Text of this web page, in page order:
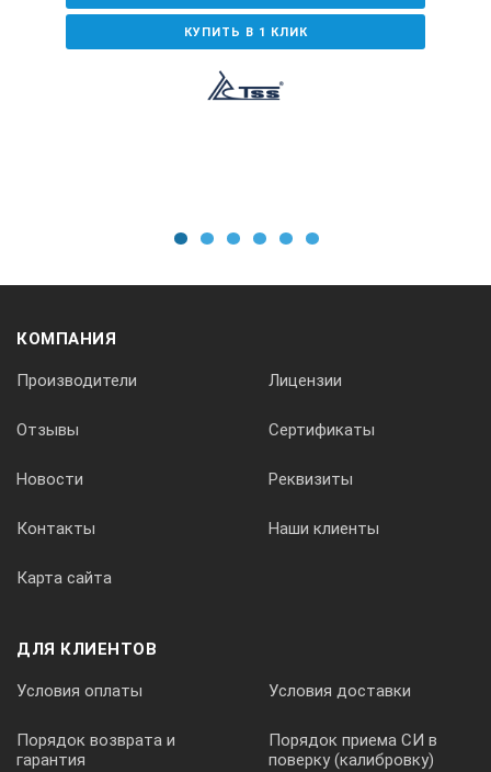
КУПИТЬ В 1 КЛИК
КОМПАНИЯ
Производители Лицензии
Отзывы Сертификаты
Новости Реквизиты
Контакты Наши клиенты
Карта сайта
ДЛЯ КЛИЕНТОВ
Условия оплаты Условия доставки
Порядок возврата и
гарантия
Порядок приема СИ в
поверку (калибровку)